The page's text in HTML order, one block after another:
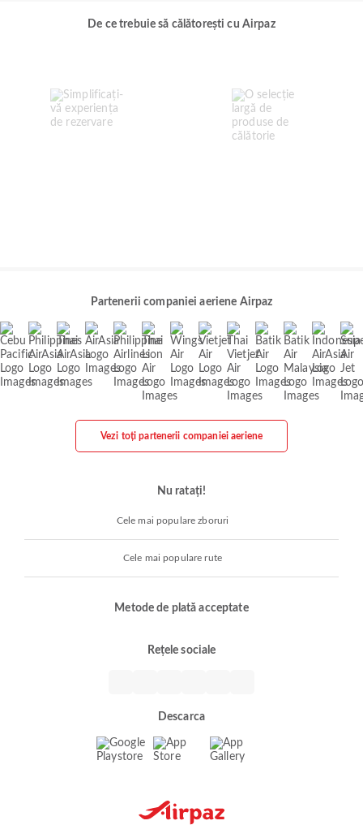
De ce trebuie să călătorești cu Airpaz
Partenerii companiei aeriene Airpaz
Vezi toți partenerii companiei aeriene
Nu ratați!
Cele mai populare zboruri
Cele mai populare rute
Metode de plată acceptate
Rețele sociale
Descarca